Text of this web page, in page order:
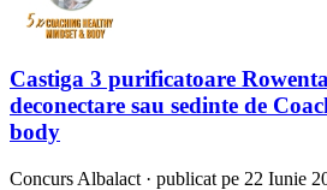
Castiga 3 purificatoare
deconectare sau sedinte de
body
Concurs Albalact · publicat pe 22 Iunie